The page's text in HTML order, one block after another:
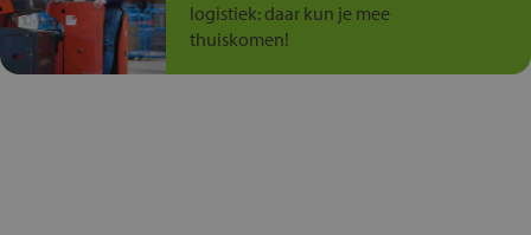
logistiek: daar kun je mee
thuiskomen!